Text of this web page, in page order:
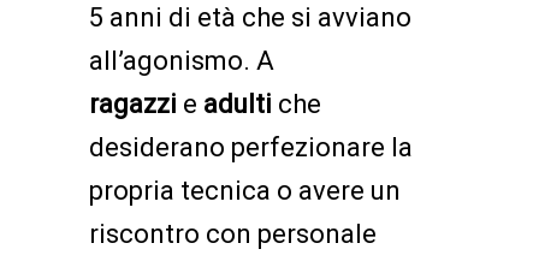
5 anni di età che si avviano
all’agonismo. A
ragazzi e adulti che
desiderano perfezionare la
propria tecnica o avere un
riscontro con personale